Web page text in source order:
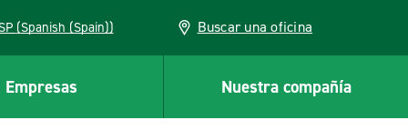
ESP (Spanish (Spain)) Buscar una oficina
Empresas Nuestra compañía